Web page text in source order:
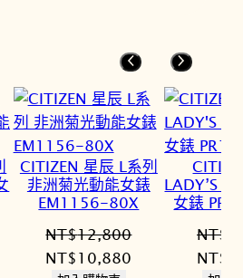
CITIZEN 星辰 L系列
非洲菊光動能女錶
EM1156-80X
NT$12,800
原
NT$10,880
LADY’S
女錶
NT$
原
NT$